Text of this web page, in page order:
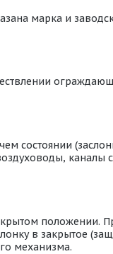
марка и
положении.
в закрытое
механизма.